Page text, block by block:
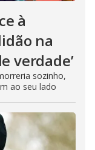
à
na
verdade’
sozinho,
ao seu lado